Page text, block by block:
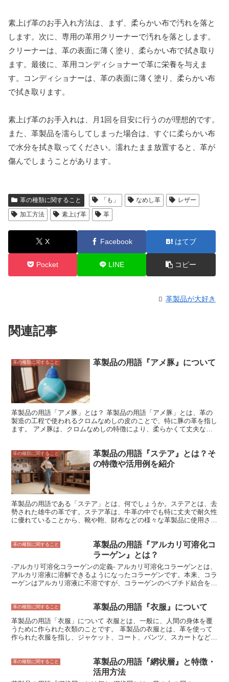
素上げ革のお手入れ方法は、まず、柔らかい布で汚れを落と
します。次に、専用の革用クリーナーで汚れを落とします。
クリーナーは、革の表面に薄く塗り、柔らかい布で拭き取り
ます。最後に、革用コンディショナーで革に栄養を与えま
す。コンディショナーは、革の表面に薄く塗り、柔らかい布
で拭き取ります。
素上げ革のお手入れは、月1回を目安に行うのが理想的です。
また、革製品を濡らしてしまった場合は、すぐに柔らかい布
で水分を拭き取ってください。濡れたまま放置すると、革が
傷んでしまうことがあります。
革の種類に関すること 「も」 なめし革
レザー
加工方法
素上げ革 革
X Facebook はてブ
Pocket LINE コピー
革製品が大好き
関連記事
革の種類に関すること 革製品の用語『アメ豚』について
革製品の用語「アメ豚」とは？ 革製品の用語「アメ豚」とは、革の
製造の工程で使われるクロムなめしの皮のことで、特に豚の革を指し
ます。 アメ豚は、クロムなめしの特徴により、柔らかくて丈夫な革
メ豚は、革の製造の工程で使われるクロムなめしの皮のことで、特に
豚の革を指します。クロムなめしとは、クロム塩を革に浸透させて皮
革を柔らかくする加工方法です。クロムなめしは、なめし剤としてク
ロム塩を使用するため、革が柔らかく、丈夫になります。また、水に
強く、耐久性にも優れています。 アメ豚は、主にバッグや靴、財布
などの革製品に使用されています。 アメ豚を使用した革製品は、柔
らかく、丈夫で、水に強いという特徴があります。また、耐久性にも
優れているため、長く愛用することができます。
革の種類に関すること
革製品の用語『ステア』とは？そ
の特徴や活用例を紹介
革製品の用語である「ステア」とは、何でしょうか。ステアとは、去
勢された雄牛の革です。ステア革は、牛革の中でも特に丈夫で耐久性
に優れていることから、靴や鞄、財布などの様々な革製品に使用され
ばれるシワがあるのが特徴で、このシボが革製品に独特の風合いを与
革の種類に関すること
革製品の用語『アルカリ可溶化コ
ラーゲン』とは？
-アルカリ可溶化コラーゲンの定義- アルカリ可溶化コラーゲンとは、
アルカリ溶液に溶解できるようになったコラーゲンです。本来、コラ
ーゲンはアルカリ溶液に不溶ですが、コラーゲンのペプチド結合をア
などの様々な分野で使用されています。
革の種類に関すること 革製品の用語『衣服』について
革製品の用語「衣服」について 衣服とは、一般に、人間の身体を覆
うために作られた衣類のことです。 革製品の衣服とは、革を使って
作られた衣服を指し、ジャケット、コート、パンツ、スカートなど
軟性に優れ、保温性や防水性にも優れています。そのため、革製品の
衣服は長持ちし、着心地が良く、雨の日でも着用することができま
す。また、革製品の衣服は、高級感があり、ファッション性にも優れ
革の種類に関すること
革製品の用語『網状層』と特徴・
活用方法